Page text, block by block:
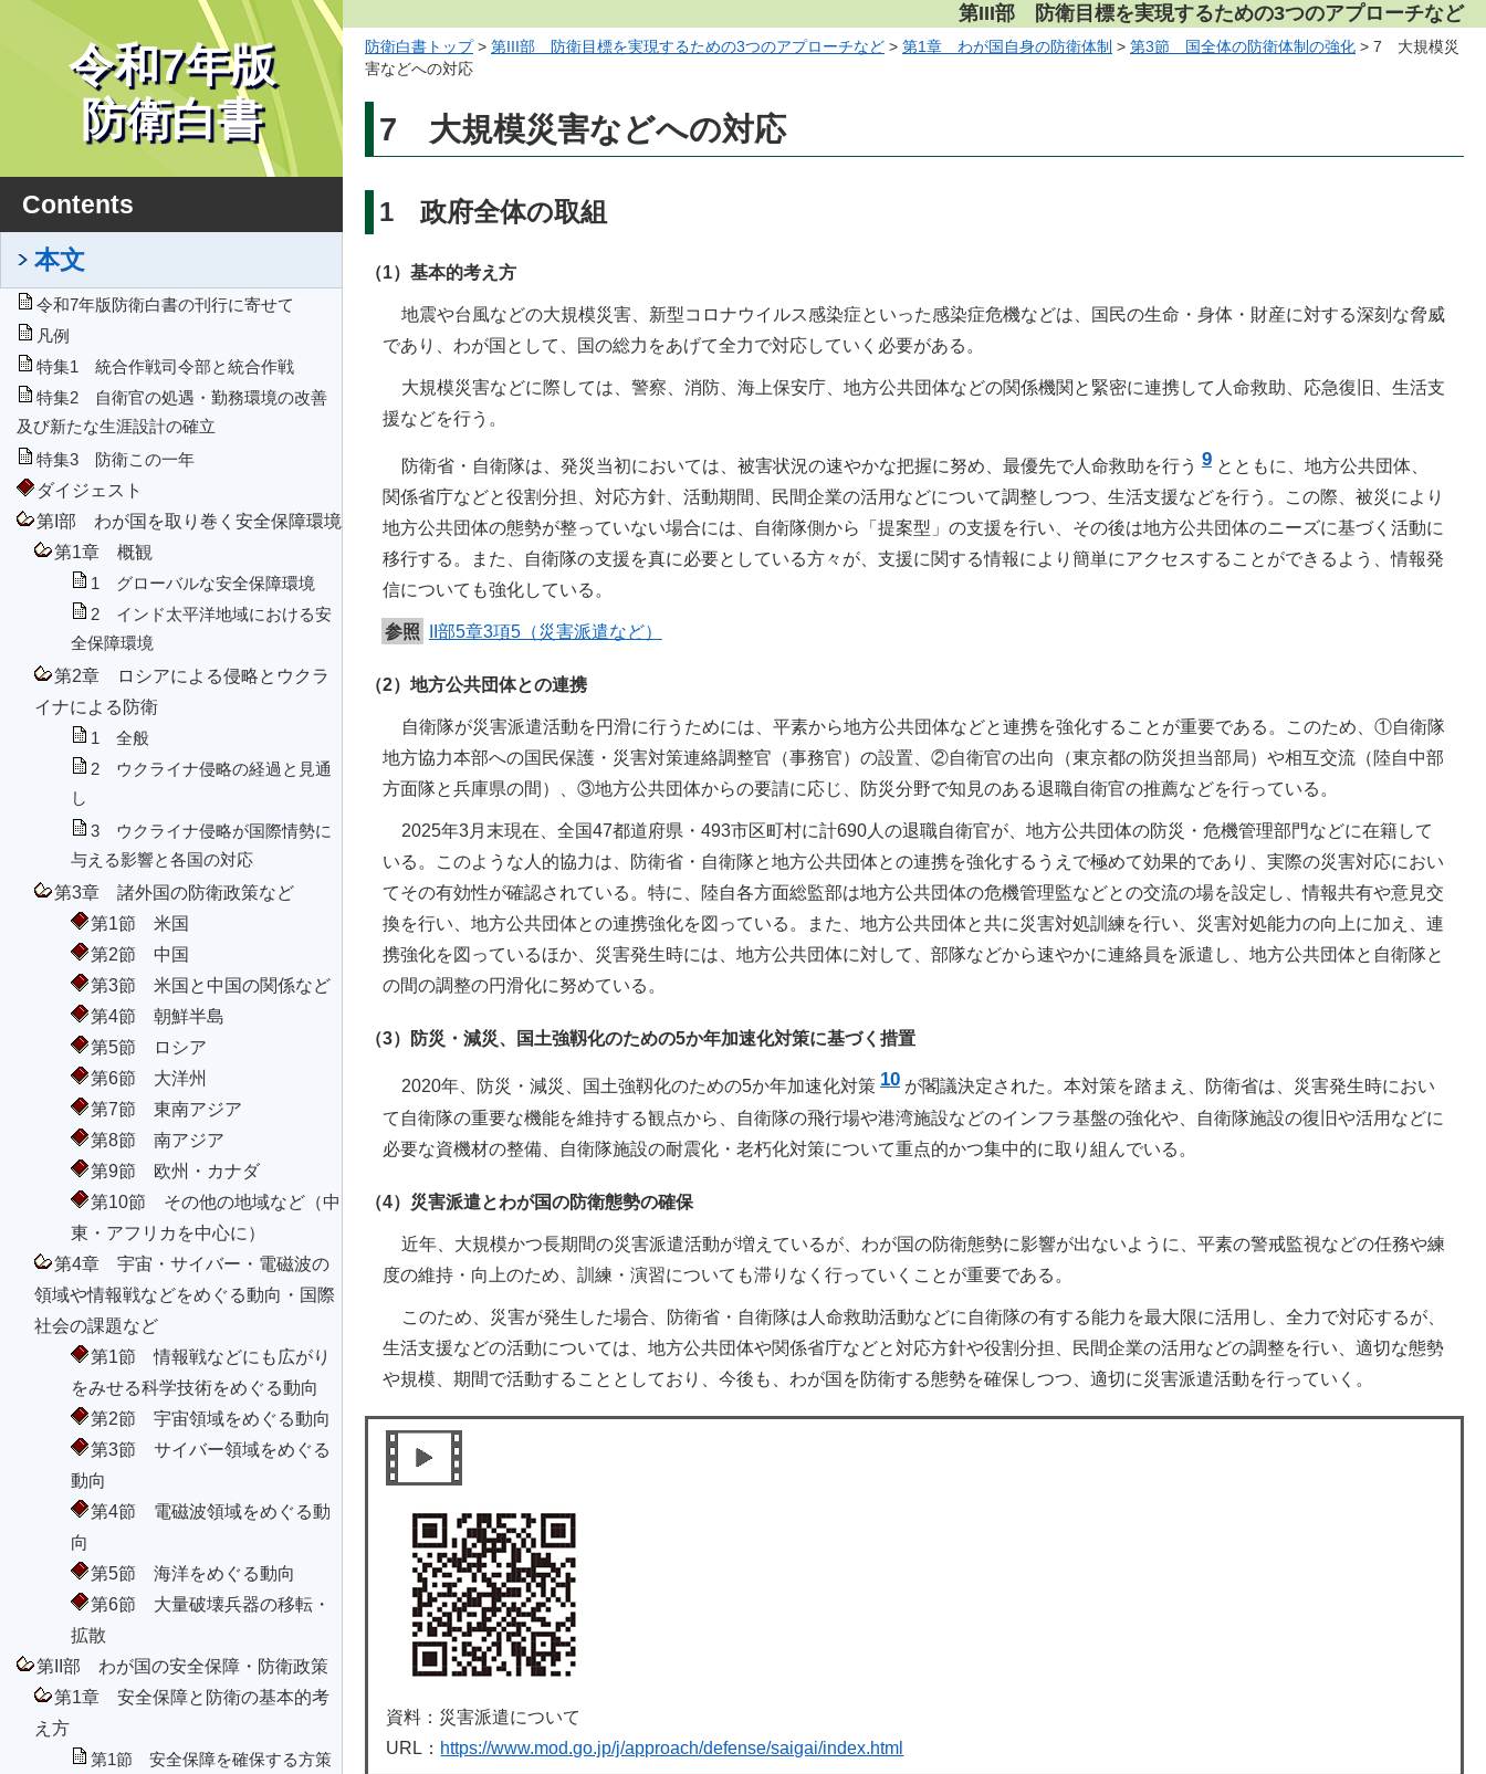
令和7年版
防衛白書
Contents
本文
令和7年版防衛白書の刊行に寄せて
凡例
特集1 統合作戦司令部と統合作戦
特集2 自衛官の処遇・勤務環境の改善
及び新たな生涯設計の確立
特集3 防衛この一年
ダイジェスト
第I部 わが国を取り巻く安全保障環境
第1章 概観
1 グローバルな安全保障環境
2 インド太平洋地域における安
全保障環境
第2章 ロシアによる侵略とウクラ
イナによる防衛
1 全般
2 ウクライナ侵略の経過と見通
し
3 ウクライナ侵略が国際情勢に
与える影響と各国の対応
第3章 諸外国の防衛政策など
第1節 米国
第2節 中国
第3節 米国と中国の関係など
第4節 朝鮮半島
第5節 ロシア
第6節 大洋州
第7節 東南アジア
第8節 南アジア
第9節 欧州・カナダ
第10節 その他の地域など（中
東・アフリカを中心に）
第4章 宇宙・サイバー・電磁波の
領域や情報戦などをめぐる動向・国際
社会の課題など
第1節 情報戦などにも広がり
をみせる科学技術をめぐる動向
第2節 宇宙領域をめぐる動向
第3節 サイバー領域をめぐる
動向
第4節 電磁波領域をめぐる動
向
第5節 海洋をめぐる動向
第6節 大量破壊兵器の移転・
拡散
第II部 わが国の安全保障・防衛政策
第1章 安全保障と防衛の基本的考
え方
第1節 安全保障を確保する方策
第III部 防衛目標を実現するための3つのアプローチなど
防衛白書トップ> 第III部 防衛目標を実現するための3つのアプローチなど > 第1章 わが国自身の防衛体制 > 第3節 国全体の防衛体制の強化 > 7 大規模災
害などへの対応
7 大規模災害などへの対応
1 政府全体の取組
（1）基本的考え方
地震や台風などの大規模災害、新型コロナウイルス感染症といった感染症危機などは、国民の生命・身体・財産に対する深刻な脅威
であり、わが国として、国の総力をあげて全力で対応していく必要がある。
大規模災害などに際しては、警察、消防、海上保安庁、地方公共団体などの関係機関と緊密に連携して人命救助、応急復旧、生活支
援などを行う。
防衛省・自衛隊は、発災当初においては、被害状況の速やかな把握に努め、最優先で人命救助を行う 9 とともに、地方公共団体、
関係省庁などと役割分担、対応方針、活動期間、民間企業の活用などについて調整しつつ、生活支援などを行う。この際、被災により
地方公共団体の態勢が整っていない場合には、自衛隊側から「提案型」の支援を行い、その後は地方公共団体のニーズに基づく活動に
移行する。また、自衛隊の支援を真に必要としている方々が、支援に関する情報により簡単にアクセスすることができるよう、情報発
信についても強化している。
参照 II部5章3項5（災害派遣など）
（2）地方公共団体との連携
自衛隊が災害派遣活動を円滑に行うためには、平素から地方公共団体などと連携を強化することが重要である。このため、①自衛隊
地方協力本部への国民保護・災害対策連絡調整官（事務官）の設置、②自衛官の出向（東京都の防災担当部局）や相互交流（陸自中部
方面隊と兵庫県の間）、③地方公共団体からの要請に応じ、防災分野で知見のある退職自衛官の推薦などを行っている。
2025年3月末現在、全国47都道府県・493市区町村に計690人の退職自衛官が、地方公共団体の防災・危機管理部門などに在籍して
いる。このような人的協力は、防衛省・自衛隊と地方公共団体との連携を強化するうえで極めて効果的であり、実際の災害対応におい
てその有効性が確認されている。特に、陸自各方面総監部は地方公共団体の危機管理監などとの交流の場を設定し、情報共有や意見交
換を行い、地方公共団体との連携強化を図っている。また、地方公共団体と共に災害対処訓練を行い、災害対処能力の向上に加え、連
携強化を図っているほか、災害発生時には、地方公共団体に対して、部隊などから速やかに連絡員を派遣し、地方公共団体と自衛隊と
の間の調整の円滑化に努めている。
（3）防災・減災、国土強靱化のための5か年加速化対策に基づく措置
2020年、防災・減災、国土強靱化のための5か年加速化対策 10 が閣議決定された。本対策を踏まえ、防衛省は、災害発生時におい
て自衛隊の重要な機能を維持する観点から、自衛隊の飛行場や港湾施設などのインフラ基盤の強化や、自衛隊施設の復旧や活用などに
必要な資機材の整備、自衛隊施設の耐震化・老朽化対策について重点的かつ集中的に取り組んでいる。
（4）災害派遣とわが国の防衛態勢の確保
近年、大規模かつ長期間の災害派遣活動が増えているが、わが国の防衛態勢に影響が出ないように、平素の警戒監視などの任務や練
度の維持・向上のため、訓練・演習についても滞りなく行っていくことが重要である。
このため、災害が発生した場合、防衛省・自衛隊は人命救助活動などに自衛隊の有する能力を最大限に活用し、全力で対応するが、
生活支援などの活動については、地方公共団体や関係省庁などと対応方針や役割分担、民間企業の活用などの調整を行い、適切な態勢
や規模、期間で活動することとしており、今後も、わが国を防衛する態勢を確保しつつ、適切に災害派遣活動を行っていく。
資料：災害派遣について
URL： https://www.mod.go.jp/j/approach/defense/saigai/index.html